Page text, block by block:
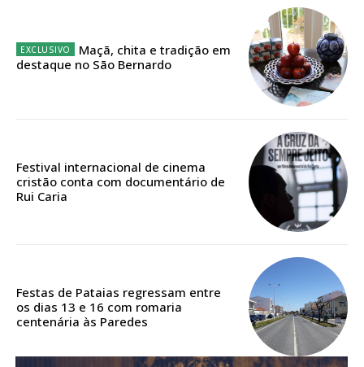
Acesso aos conteúdos Exclusivos para
assinantes
12 meses
Maçã, chita e tradição em
destaque no São Bernardo
Festival internacional de cinema
cristão conta com documentário de
Rui Caria
Festas de Pataias regressam entre
os dias 13 e 16 com romaria
centenária às Paredes